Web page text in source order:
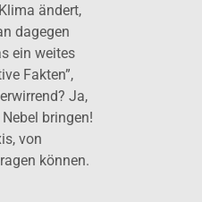
ändert,
dagegen
ein weites
Fakten”,
Ja,
bringen!
von
können.